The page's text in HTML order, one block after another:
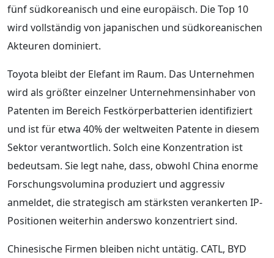
fünf südkoreanisch und eine europäisch. Die Top 10
wird vollständig von japanischen und südkoreanischen
Akteuren dominiert.
Toyota bleibt der Elefant im Raum. Das Unternehmen
wird als größter einzelner Unternehmensinhaber von
Patenten im Bereich Festkörperbatterien identifiziert
und ist für etwa 40% der weltweiten Patente in diesem
Sektor verantwortlich. Solch eine Konzentration ist
bedeutsam. Sie legt nahe, dass, obwohl China enorme
Forschungsvolumina produziert und aggressiv
anmeldet, die strategisch am stärksten verankerten IP-
Positionen weiterhin anderswo konzentriert sind.
Chinesische Firmen bleiben nicht untätig. CATL, BYD